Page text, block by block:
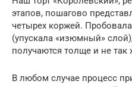
этапов, пошагово
четырех коржей.
(упускала «изюмный»
получаются толще и не
В любом случае процесс